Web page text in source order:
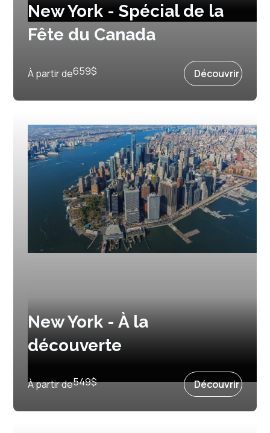
New York - Spécial de la
Fête du Canada
1 juillet 2027
À partir de659$ Découvrir
New York - À la
découverte
À partir de549$ Découvrir